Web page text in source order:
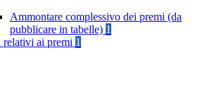
Ammontare complessivo dei premi (da
pubblicare in tabelle) 1
relativi ai premi 1